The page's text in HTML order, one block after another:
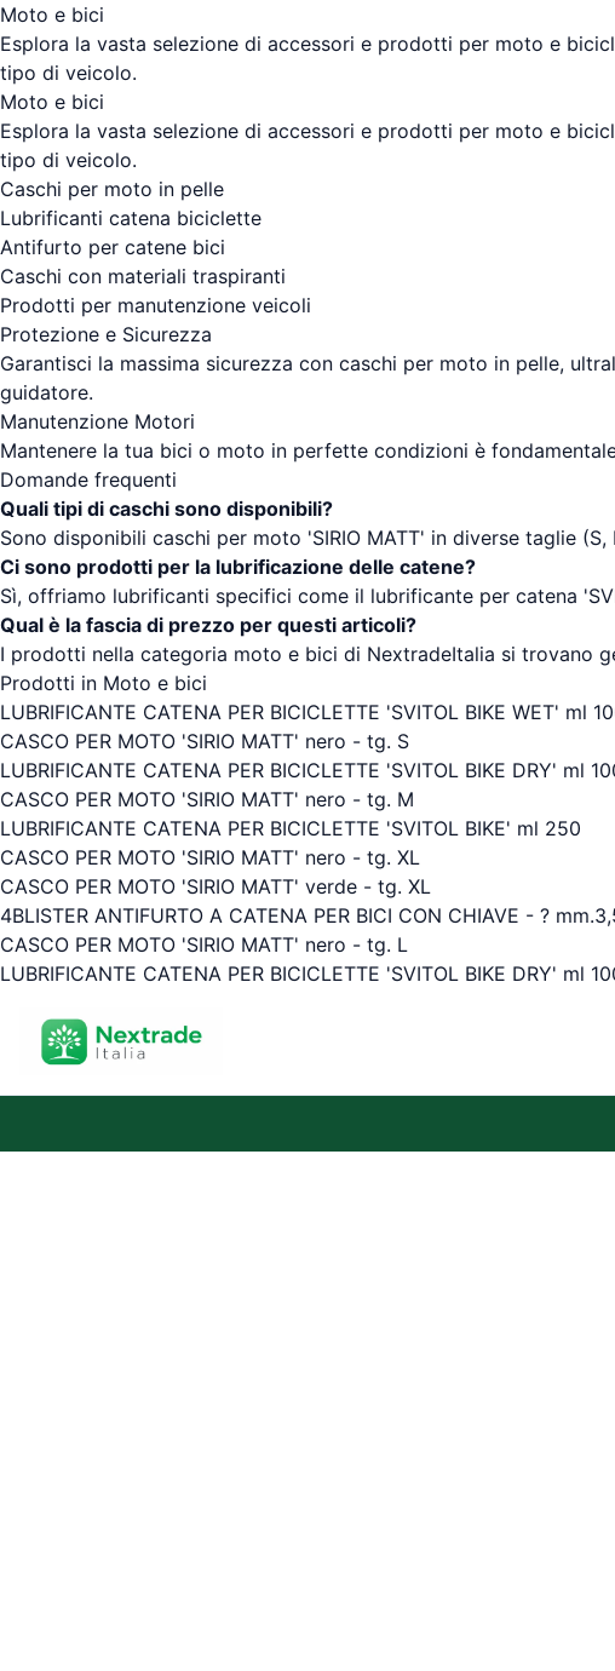
Moto e bici
Esplora la vasta selezione di accessori e prodotti per moto e
tipo di veicolo.
Moto e bici
Esplora la vasta selezione di accessori e prodotti per moto e
tipo di veicolo.
Caschi per moto in pelle
Lubrificanti catena biciclette
Antifurto per catene bici
Caschi con materiali traspiranti
Prodotti per manutenzione veicoli
Protezione e Sicurezza
Garantisci la massima sicurezza con caschi per moto in pelle,
guidatore.
Manutenzione Motori
Mantenere la tua bici o moto in perfette condizioni è
Domande frequenti
Quali tipi di caschi sono disponibili?
Sono disponibili caschi per moto 'SIRIO MATT' in diverse taglie
Ci sono prodotti per la lubrificazione delle catene?
Sì, offriamo lubrificanti specifici come il lubrificante per catena
Qual è la fascia di prezzo per questi articoli?
I prodotti nella categoria moto e bici di NextradeItalia si trovano
Prodotti in Moto e bici
LUBRIFICANTE CATENA PER BICICLETTE 'SVITOL BIKE WET' ml
CASCO PER MOTO 'SIRIO MATT' nero - tg. S
LUBRIFICANTE CATENA PER BICICLETTE 'SVITOL BIKE DRY' ml
CASCO PER MOTO 'SIRIO MATT' nero - tg. M
LUBRIFICANTE CATENA PER BICICLETTE 'SVITOL BIKE' ml 250
CASCO PER MOTO 'SIRIO MATT' nero - tg. XL
CASCO PER MOTO 'SIRIO MATT' verde - tg. XL
4BLISTER ANTIFURTO A CATENA PER BICI CON CHIAVE - ?
CASCO PER MOTO 'SIRIO MATT' nero - tg. L
LUBRIFICANTE CATENA PER BICICLETTE 'SVITOL BIKE DRY' ml